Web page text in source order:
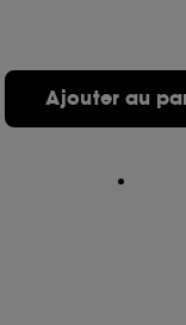
Ajouter au
pouvez
Sephora
navigation
finalités